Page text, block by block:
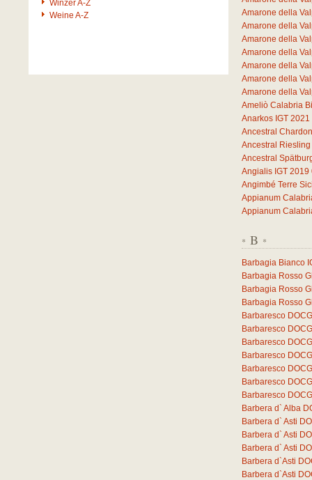
Amarone della
Amarone della
Amarone della
Amarone della
Amarone della
Amarone della
Amarone della
Ameliò Calabria
Anarkos IGT 2021
Ancestral
Ancestral
Ancestral
Angialis IGT 2019
Angimbé Terre
Appianum
Appianum
* B *
Barbagia Bianco
Barbagia Rosso
Barbagia Rosso
Barbagia Rosso
Barbaresco
Barbaresco
Barbaresco
Barbaresco
Barbaresco
Barbaresco
Barbaresco
Barbera d` Alba
Barbera d` Asti
Barbera d` Asti
Barbera d` Asti
Barbera d`Asti
Barbera d`Asti
Winzer A-Z
Weine A-Z